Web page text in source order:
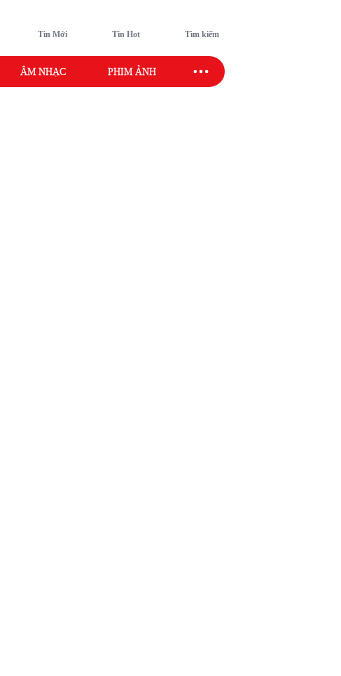
Tin Mới Tin Hot Tìm kiếm
ÂM NHẠC PHIM ẢNH SAO SPORT